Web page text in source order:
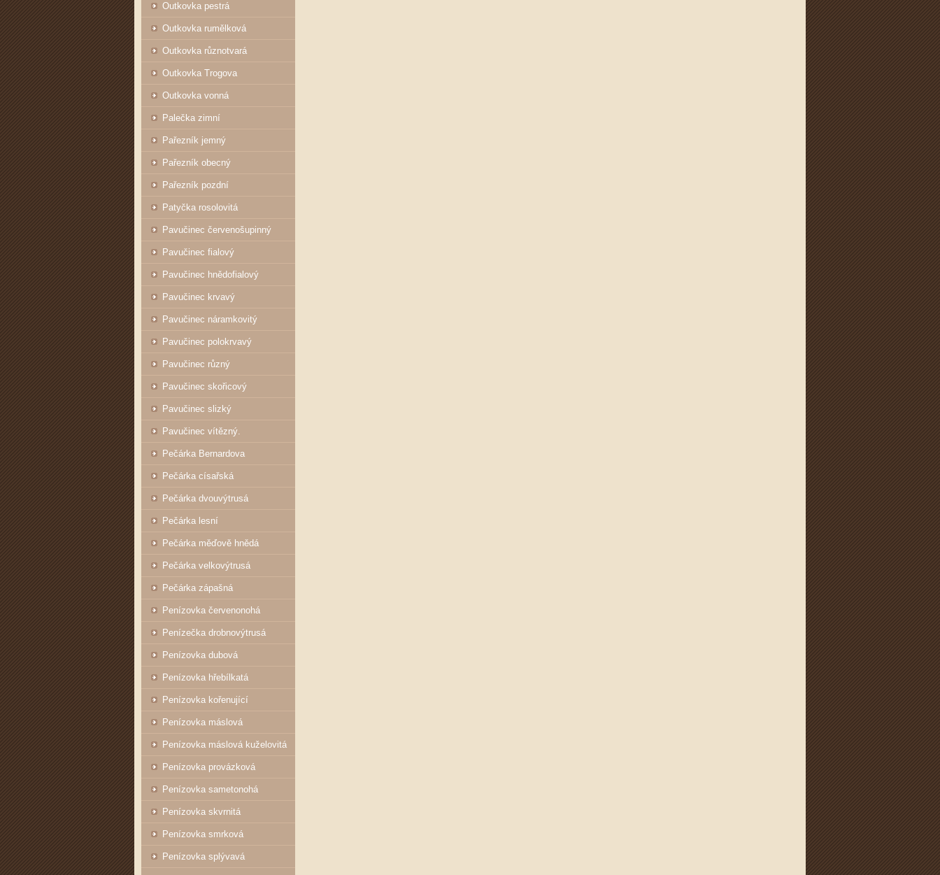
Outkovka pestrá
Outkovka rumělková
Outkovka různotvará
Outkovka Trogova
Outkovka vonná
Palečka zimní
Pařezník jemný
Pařezník obecný
Pařezník pozdní
Patyčka rosolovitá
Pavučinec červenošupinný
Pavučinec fialový
Pavučinec hnědofialový
Pavučinec krvavý
Pavučinec náramkovitý
Pavučinec polokrvavý
Pavučinec různý
Pavučinec skořicový
Pavučinec slizký
Pavučinec vítězný.
Pečárka Bernardova
Pečárka císařská
Pečárka dvouvýtrusá
Pečárka lesní
Pečárka měďově hnědá
Pečárka velkovýtrusá
Pečárka zápašná
Penízovka červenonohá
Penízečka drobnovýtrusá
Penízovka dubová
Penízovka hřebílkatá
Penízovka kořenující
Penízovka máslová
Penízovka máslová kuželovitá
Penízovka provázková
Penízovka sametonohá
Penízovka skvrnitá
Penízovka smrková
Penízovka splývavá